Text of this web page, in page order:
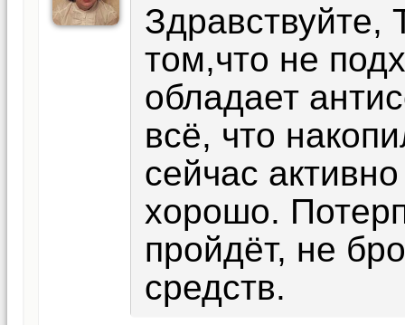
Здравствуйте,
том,что не
обладает
всё, что
сейчас
хорошо.
пройдёт, не
средств.